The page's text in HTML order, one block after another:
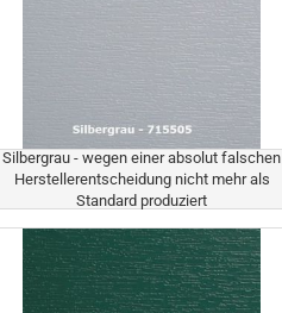
Silbergrau - wegen einer absolut falschen
Herstellerentscheidung nicht mehr als
Standard produziert